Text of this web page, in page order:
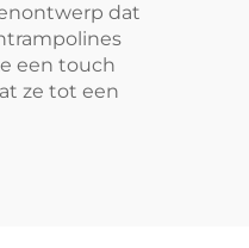
dat
een touch
ze tot een